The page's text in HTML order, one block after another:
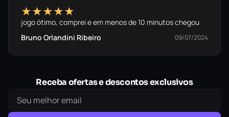
★★★★★
jogo ótimo, comprei e em menos de 10 minutos chegou
Bruno Orlandini Ribeiro
09/07/2024
Receba ofertas e descontos exclusivos